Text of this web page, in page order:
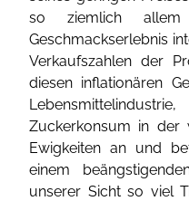
so ziemlich
Geschmackserlebnis
Verkaufszahlen der
diesen inflationären
Zuckerkonsum in der
Ewigkeiten an und
einem
unserer Sicht so viel